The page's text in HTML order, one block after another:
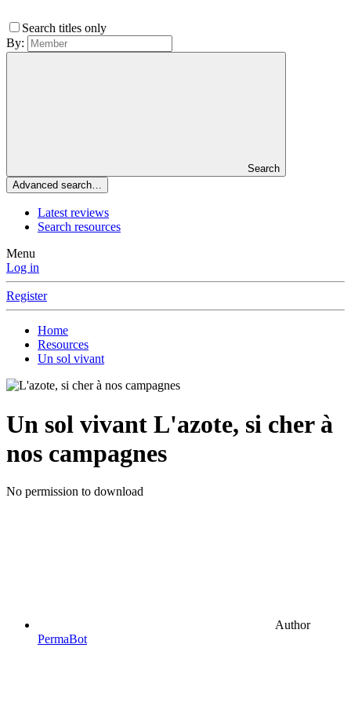
Search titles only
By:
Search
Advanced search…
Latest reviews
Search resources
Menu
Log in
Register
Home
Resources
Un sol vivant
Un sol vivant L'azote, si cher à
nos campagnes
No permission to download
Author
PermaBot